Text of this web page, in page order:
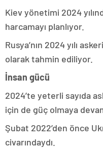
Kiev yönetimi 2024
harcamayı planlıyor.
Rusya’nın 2024 yılı
olarak tahmin ediliyor.
İnsan gücü
2024’te yeterli sayıda
için de güç olmaya
Şubat 2022’den önce
civarındaydı.